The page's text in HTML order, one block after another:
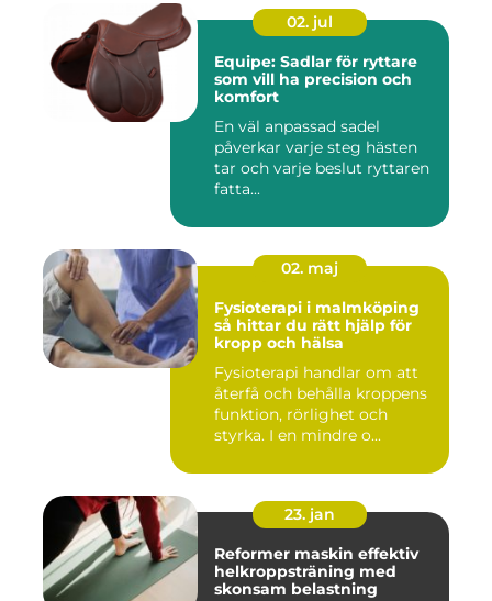
02. jul
Equipe: Sadlar för ryttare
som vill ha precision och
komfort
En väl anpassad sadel
påverkar varje steg hästen
tar och varje beslut ryttaren
fatta...
02. maj
Fysioterapi i malmköping
så hittar du rätt hjälp för
kropp och hälsa
Fysioterapi handlar om att
återfå och behålla kroppens
funktion, rörlighet och
styrka. I en mindre o...
23. jan
Reformer maskin effektiv
helkroppsträning med
skonsam belastning